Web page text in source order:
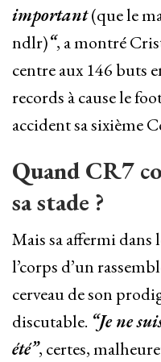
important(que le
ndlr)“, a montré
centre aux 146 buts
records à cause le
accident sa sixième
Quand CR7
sa stade ?
Mais sa affermi
l’corps d’un
cerveau de son
discutable. “Je ne
été”, certes,